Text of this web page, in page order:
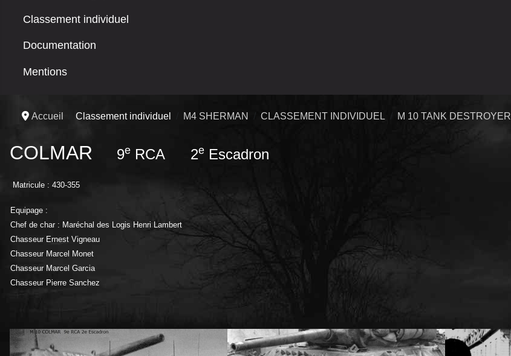
Classement individuel
Documentation
Mentions
Accueil Classement individuel M4 SHERMAN CLASSEMENT INDIVIDUEL M 10 TANK DESTROYER
COLMAR 9e RCA 2e Escadron
Matricule : 430-355
Equipage :
Chef de char : Maréchal des Logis Henri Lambert
Chasseur Ernest Vigneau
Chasseur Marcel Monet
Chasseur Marcel Garcia
Chasseur Pierre Sanchez